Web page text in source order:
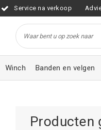
Service na verkoop
Winch Banden en velgen
Producten